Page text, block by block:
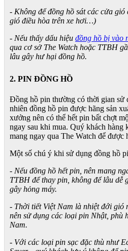
- Không để đồng hồ sát các cửa
gió điều hòa trên xe hơi…)
- Nếu thấy dấu hiệu đồng hồ bị vào
qua cơ sở The Watch hoặc TTBH
lâu gây hư hại đồng hồ.
2. PIN ĐỒNG HỒ
Đồng hồ pin thường có thời gian sử
nhiên đồng hồ pin được hãng sản
xưởng nên có thể hết pin bất chợt
ngay sau khi mua. Quý khách hàng
mang ngay qua The Watch để được
Một số chú ý khi sử dụng đồng hồ
- Nếu đồng hồ hết pin, nên mang
TTBH để thay pin, không để lâu dễ
gây hỏng máy.
- Thời tiết Việt Nam là nhiệt đới gió
nên sử dụng các loại pin Nhật, phù
Nam.
- Với các loại pin sạc đặc thù như